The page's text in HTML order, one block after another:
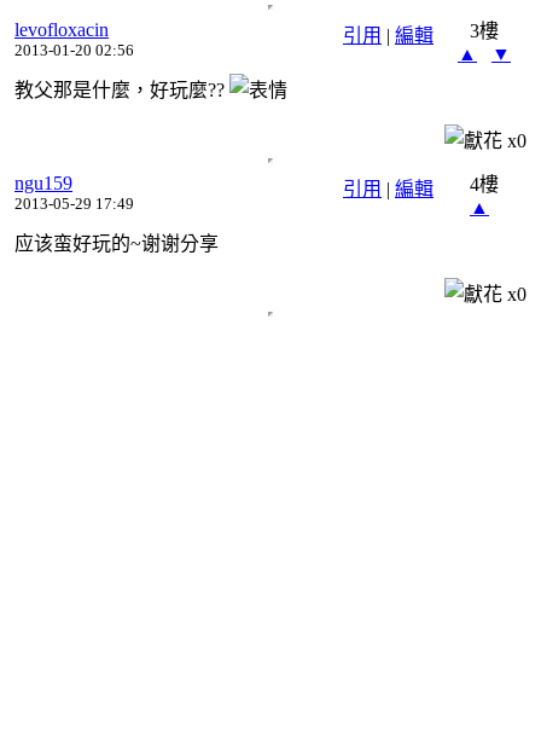
引用 | 編輯
levofloxacin
2013-01-20 02:56
3樓
▲
▼
教父那是什麼，好玩麼??
x0
引用 | 編輯
ngu159
2013-05-29 17:49
4樓
▲
应该蛮好玩的~谢谢分享
x0